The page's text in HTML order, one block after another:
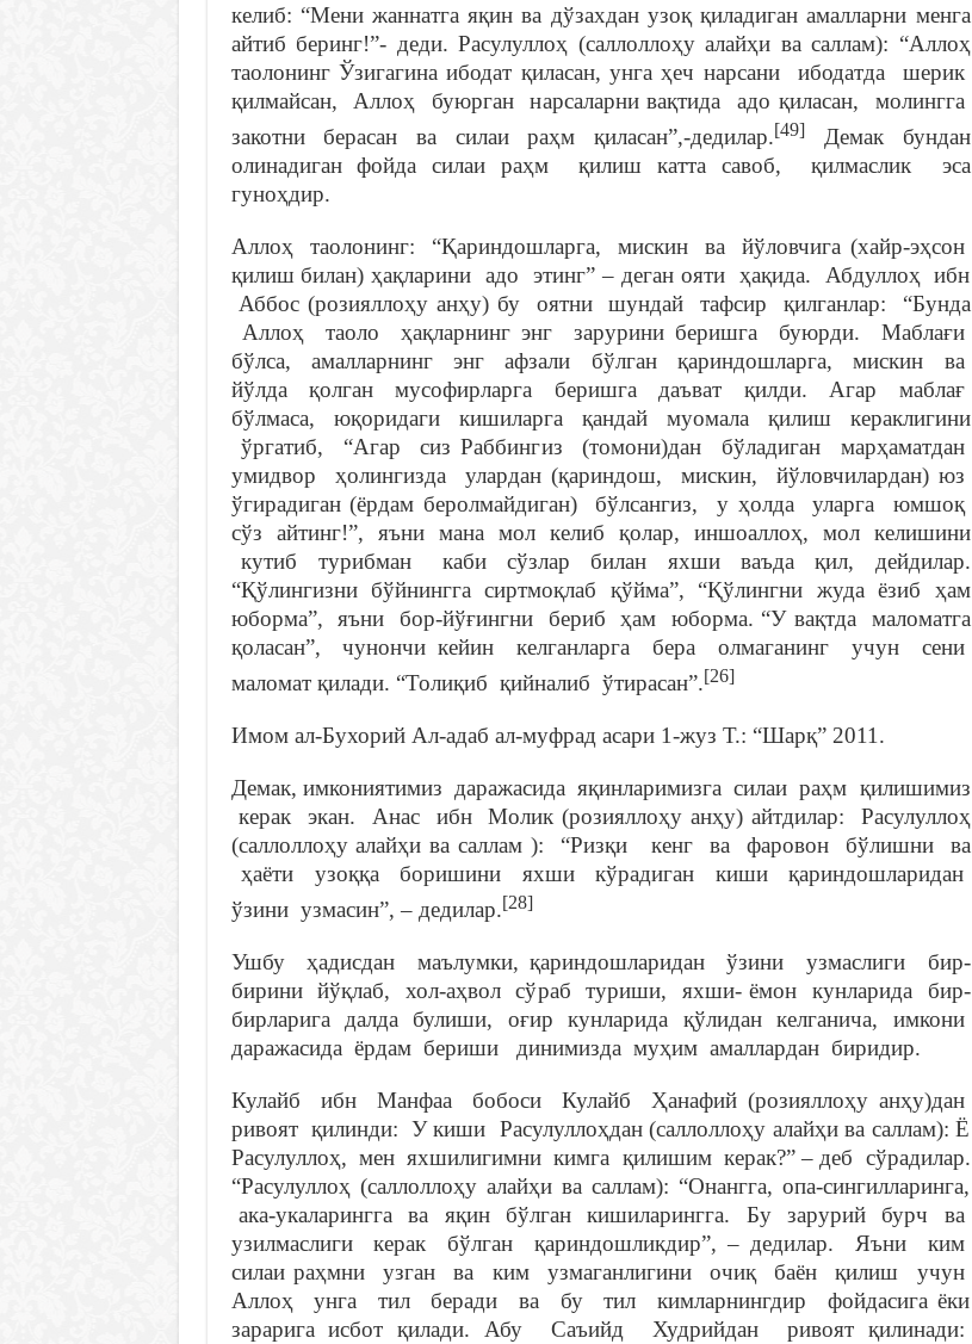
келиб: “Мени жаннатга яқин ва дўзахдан узоқ қиладиган амалларни менга
айтиб беринг!”- деди. Расулуллоҳ (саллоллоҳу алайҳи ва саллам): “Аллоҳ
таолонинг Ўзигагина ибодат қиласан, унга ҳеч нарсани ибодатда шерик
қилмайсан, Аллоҳ буюрган нарсаларни вақтида адо қиласан, молингга
закотни берасан ва силаи раҳм қиласан”,-дедилар.[49]
Демак бундан
олинадиган фойда силаи раҳм қилиш катта савоб, қилмаслик эса
гуноҳдир.
Аллоҳ таолонинг: “Қариндошларга, мискин ва йўловчига (хайр-эҳсон
қилиш билан) ҳақларини адо этинг” – деган ояти ҳақида. Абдуллоҳ ибн
Аббос (розияллоҳу анҳу) бу оятни шундай тафсир қилганлар: “Бунда
Аллоҳ таоло ҳақларнинг энг зарурини беришга буюрди. Маблағи
бўлса, амалларнинг энг афзали бўлган қариндошларга, мискин ва
йўлда қолган мусофирларга беришга даъват қилди. Агар маблағ
бўлмаса, юқоридаги кишиларга қандай муомала қилиш кераклигини
ўргатиб, “Агар сиз Раббингиз (томони)дан бўладиган марҳаматдан
умидвор ҳолингизда улардан (қариндош, мискин, йўловчилардан) юз
ўгирадиган (ёрдам беролмайдиган) бўлсангиз, у ҳолда уларга юмшоқ
сўз айтинг!”, яъни мана мол келиб қолар, иншоаллоҳ, мол келишини
кутиб турибман каби сўзлар билан яхши ваъда қил, дейдилар.
“Қўлингизни бўйнингга сиртмоқлаб қўйма”, “Қўлингни жуда ёзиб ҳам
юборма”, яъни бор-йўғингни бериб ҳам юборма. “У вақтда маломатга
қоласан”, чунончи кейин келганларга бера олмаганинг учун сени
маломат қилади. “Толиқиб қийналиб ўтирасан”.[26]
Имом ал-Бухорий Ал-адаб ал-муфрад асари 1-жуз Т.: “Шарқ” 2011.
Демак, имкониятимиз даражасида яқинларимизга силаи раҳм қилишимиз
керак экан. Анас ибн Молик (розияллоҳу анҳу) айтдилар: Расулуллоҳ
(саллоллоҳу алайҳи ва саллам ): “Ризқи кенг ва фаровон бўлишни ва
ҳаёти узоққа боришини яхши кўрадиган киши қариндошларидан
ўзини узмасин”, – дедилар.[28]
Ушбу ҳадисдан маълумки, қариндошларидан ўзини узмаслиги бир-
бирини йўқлаб, хол-аҳвол сўраб туриши, яхши- ёмон кунларида бир-
бирларига далда булиши, оғир кунларида қўлидан келганича, имкони
даражасида ёрдам бериши динимизда муҳим амаллардан биридир.
Кулайб ибн Манфаа бобоси Кулайб Ҳанафий (розияллоҳу анҳу)дан
ривоят қилинди: У киши Расулуллоҳдан (саллоллоҳу алайҳи ва саллам): Ё
Расулуллоҳ, мен яхшилигимни кимга қилишим керак?” – деб сўрадилар.
“Расулуллоҳ (саллоллоҳу алайҳи ва саллам): “Онангга, опа-сингилларинга,
ака-укаларингга ва яқин бўлган кишиларингга. Бу зарурий бурч ва
узилмаслиги керак бўлган қариндошликдир”, – дедилар. Яъни ким
силаи раҳмни узган ва ким узмаганлигини очиқ баён қилиш учун
Аллоҳ унга тил беради ва бу тил кимларнингдир фойдасига ёки
зарарига исбот қилади. Абу Саъийд Худрийдан ривоят қилинади: